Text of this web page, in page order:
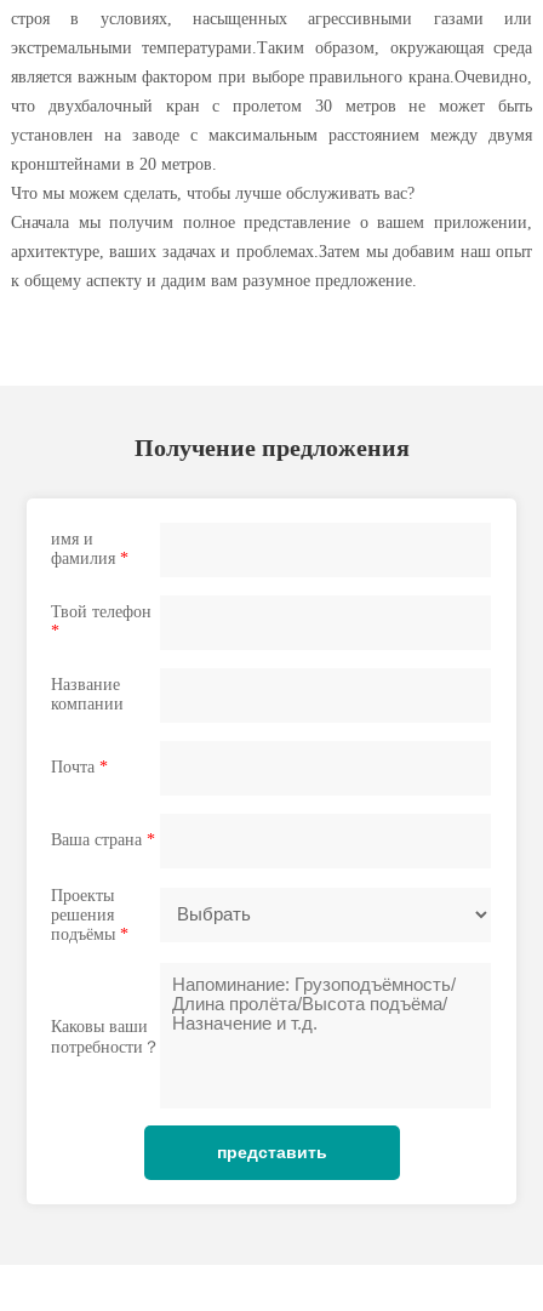
строя в условиях, насыщенных агрессивными газами или
экстремальными температурами.Таким образом, окружающая среда
является важным фактором при выборе правильного крана.Очевидно,
что двухбалочный кран с пролетом 30 метров не может быть
установлен на заводе с максимальным расстоянием между двумя
кронштейнами в 20 метров.
Что мы можем сделать, чтобы лучше обслуживать вас?
Сначала мы получим полное представление о вашем приложении,
архитектуре, ваших задачах и проблемах.Затем мы добавим наш опыт
к общему аспекту и дадим вам разумное предложение.
Получение предложения
имя и
фамилия*
Твой телефон
*
Название
компании
Почта*
Ваша страна*
Проекты
решения
подъёмы*
Каковы ваши
потребности？